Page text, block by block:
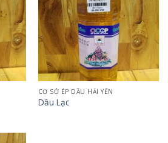
CƠ SỞ ÉP DẦU HẢI YẾN
Dầu Lạc